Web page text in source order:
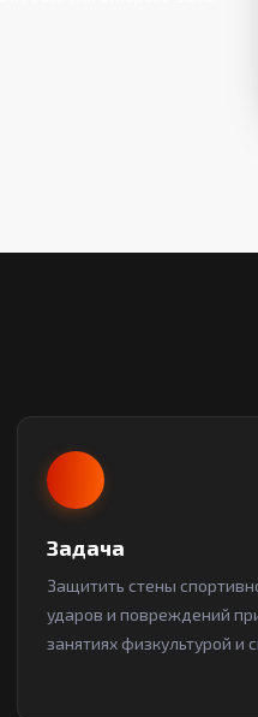
Задача
Защитить стены
ударов и повреждений
занятиях физкультурой и